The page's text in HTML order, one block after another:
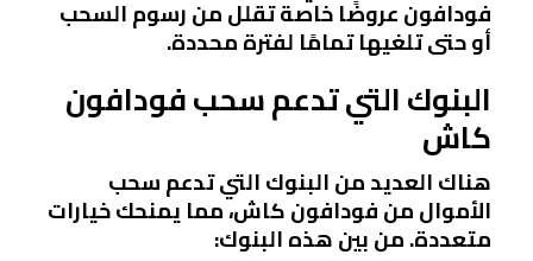
فودافون عروضًا خاصة تقلل من رسوم السحب
أو حتى تلغيها تمامًا لفترة محددة.
البنوك التي تدعم سحب فودافون
كاش
هناك العديد من البنوك التي تدعم سحب
الأموال من فودافون كاش، مما يمنحك خيارات
متعددة. من بين هذه البنوك: